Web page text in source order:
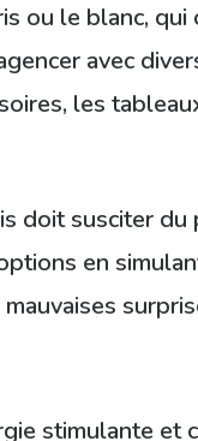
ou le blanc,
avec
les
doit susciter du
en
stimulante et